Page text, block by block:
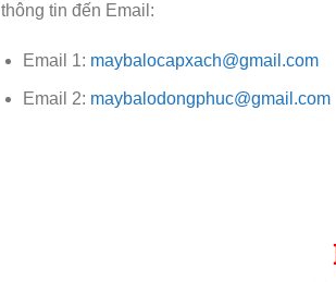
thông tin đến Email:
Email 1: maybalocapxach@gmail.com
Email 2: maybalodongphuc@gmail.com